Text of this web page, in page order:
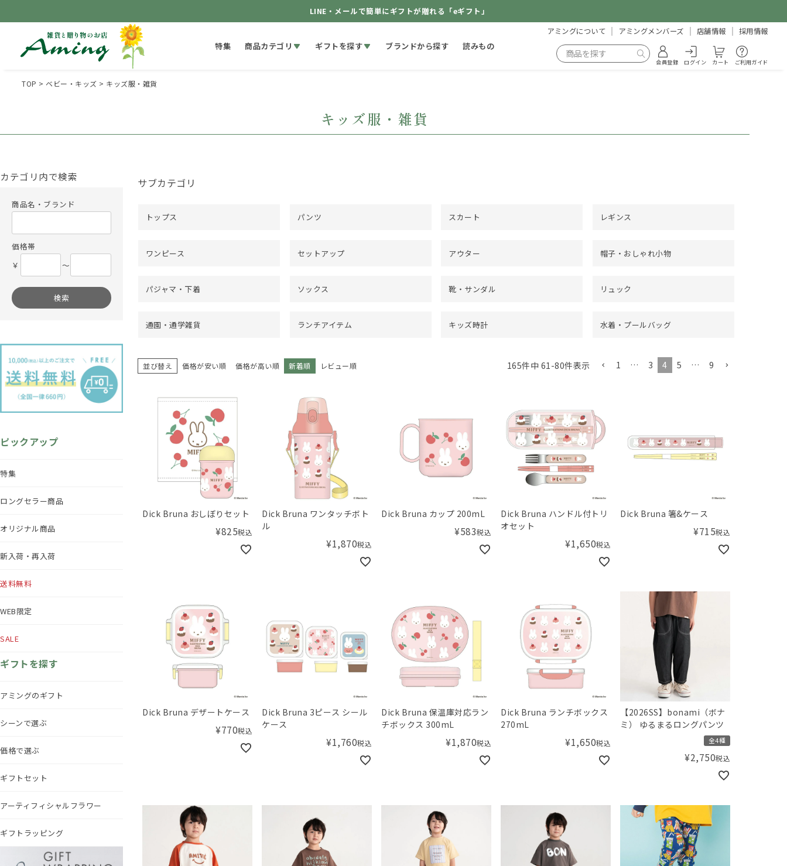
LINE・メールで簡単にギフトが贈れる「eギフト」
特集 商品カテゴリ ギフトを探す ブランドから探す 読みもの
アミングについて アミングメンバーズ 店舗情報 採用情報
会員登録 ログイン カート ご利用ガイド
TOP ベビー・キッズ キッズ服・雑貨
キッズ服・雑貨
カテゴリ内で検索
商品名・ブランド
価格帯
￥
〜
検索
ピックアップ
特集
ロングセラー商品
オリジナル商品
新入荷・再入荷
送料無料
WEB限定
SALE
ギフトを探す
アミングのギフト
シーンで選ぶ
価格で選ぶ
ギフトセット
アーティフィシャルフラワー
ギフトラッピング
サブカテゴリ
トップス パンツ スカート レギンス
ワンピース セットアップ アウター 帽子・おしゃれ小物
パジャマ・下着 ソックス 靴・サンダル リュック
通園・通学雑貨 ランチアイテム キッズ時計 水着・プールバッグ
並び替え 価格が安い順 価格が高い順 新着順 レビュー順 165件中 61-80件表示 1 … 3 4 5 … 9
Dick Bruna おしぼりセット
¥825税込
Dick Bruna ワンタッチボト
ル
¥1,870税込
Dick Bruna カップ 200mL
¥583税込
Dick Bruna ハンドル付トリ
オセット
¥1,650税込
Dick Bruna 箸&ケース
¥715税込
Dick Bruna デザートケース
¥770税込
Dick Bruna 3ピース シール
ケース
¥1,760税込
Dick Bruna 保温庫対応ラン
チボックス 300mL
¥1,870税込
Dick Bruna ランチボックス
270mL
¥1,650税込
【2026SS】bonami（ボナ
ミ） ゆるまるロングパンツ
全4種
¥2,750税込